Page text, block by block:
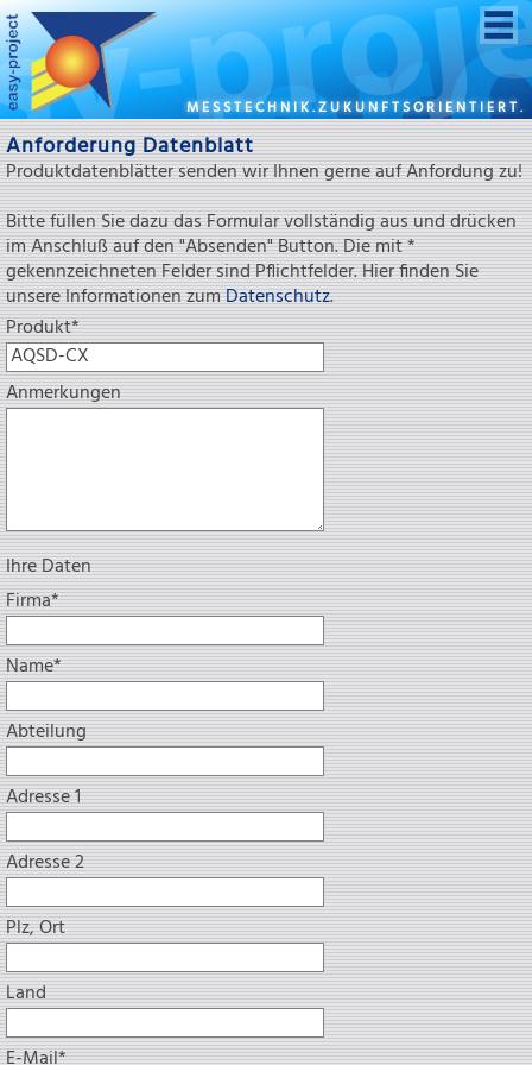
MESSTECHNIK.ZUKUNFTSORIENTIERT.
Anforderung Datenblatt
Produktdatenblätter senden wir Ihnen gerne auf Anfordung zu!
Bitte füllen Sie dazu das Formular vollständig aus und drücken
im Anschluß auf den "Absenden" Button. Die mit *
gekennzeichneten Felder sind Pflichtfelder. Hier finden Sie
unsere Informationen zumDatenschutz.
Pflichtfeld
Produkt*
Anmerkungen
Ihre Daten
Pflichtfeld
Firma*
Pflichtfeld
Name*
Abteilung
Adresse 1
Adresse 2
Plz, Ort
Land
Pflichtfeld